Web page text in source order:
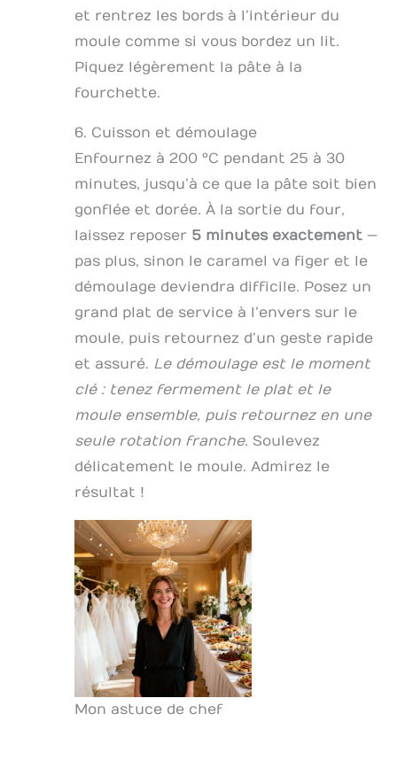
et rentrez les bords à l’intérieur du
moule comme si vous bordez un lit.
Piquez légèrement la pâte à la
fourchette.
6. Cuisson et démoulage
Enfournez à 200 °C pendant 25 à 30
minutes, jusqu’à ce que la pâte soit bien
gonflée et dorée. À la sortie du four,
laissez reposer 5 minutes exactement —
pas plus, sinon le caramel va figer et le
démoulage deviendra difficile. Posez un
grand plat de service à l’envers sur le
moule, puis retournez d’un geste rapide
et assuré. Le démoulage est le moment
clé : tenez fermement le plat et le
moule ensemble, puis retournez en une
seule rotation franche. Soulevez
délicatement le moule. Admirez le
résultat !
Mon astuce de chef